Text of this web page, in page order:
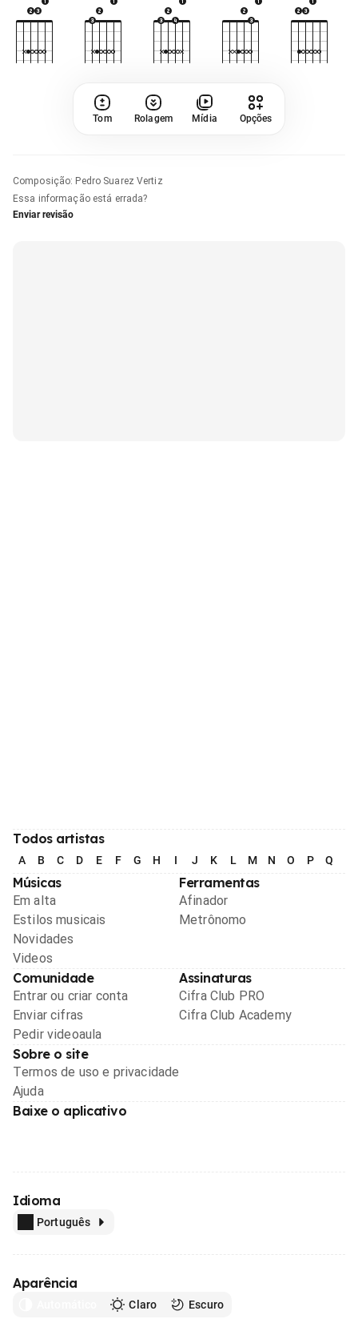
Tom Rolagem Mídia Opções
Composição: Pedro Suarez Vertiz
Essa informação está errada?
Enviar revisão
Todos artistas
A B C D E F G H I J K L M N O P Q
Músicas
Em alta
Estilos musicais
Novidades
Videos
Ferramentas
Afinador
Metrônomo
Comunidade
Entrar ou criar conta
Enviar cifras
Pedir videoaula
Assinaturas
Cifra Club PRO
Cifra Club Academy
Sobre o site
Termos de uso e privacidade
Ajuda
Baixe o aplicativo
Idioma
Português
Aparência
Claro Escuro